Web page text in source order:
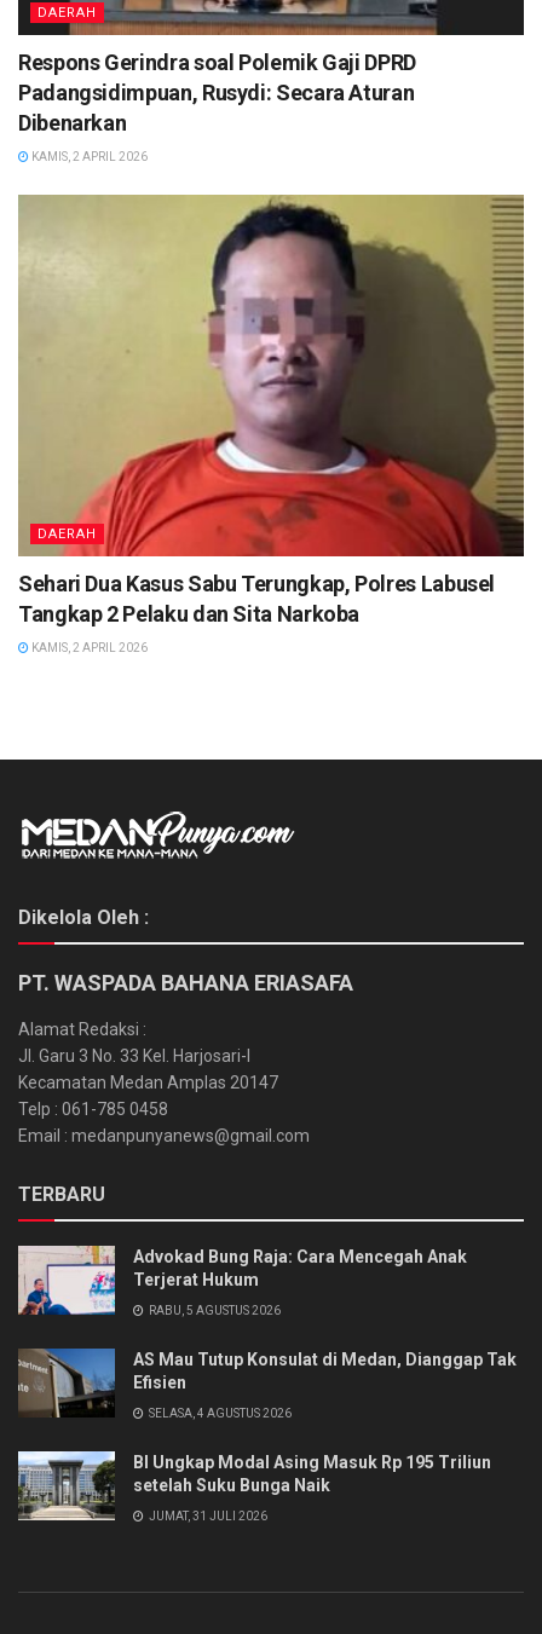
DAERAH
Respons Gerindra soal Polemik Gaji DPRD
Padangsidimpuan, Rusydi: Secara Aturan
Dibenarkan
KAMIS, 2 APRIL 2026
DAERAH
Sehari Dua Kasus Sabu Terungkap, Polres Labusel
Tangkap 2 Pelaku dan Sita Narkoba
KAMIS, 2 APRIL 2026
Dikelola Oleh :
PT. WASPADA BAHANA ERIASAFA
Alamat Redaksi :
Jl. Garu 3 No. 33 Kel. Harjosari-I
Kecamatan Medan Amplas 20147
Telp : 061-785 0458
Email : medanpunyanews@gmail.com
TERBARU
Advokad Bung Raja: Cara Mencegah Anak
Terjerat Hukum
RABU, 5 AGUSTUS 2026
AS Mau Tutup Konsulat di Medan, Dianggap Tak
Efisien
SELASA, 4 AGUSTUS 2026
BI Ungkap Modal Asing Masuk Rp 195 Triliun
setelah Suku Bunga Naik
JUMAT, 31 JULI 2026